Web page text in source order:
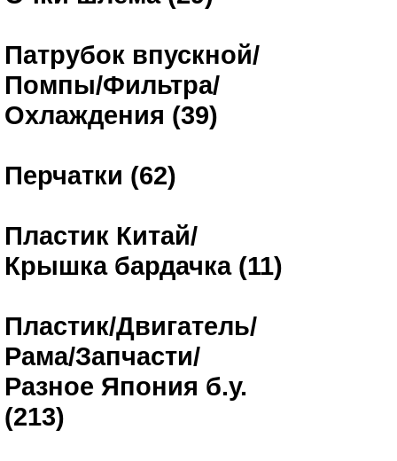
Патрубок впускной/
Помпы/Фильтра/
Охлаждения (39)
Перчатки (62)
Пластик Китай/
Крышка бардачка (11)
Пластик/Двигатель/
Рама/Запчасти/
Разное Япония б.у.
(213)